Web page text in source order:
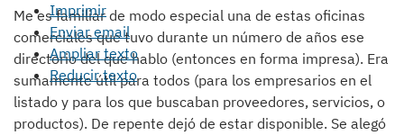
Me es familiar de modo especial una de estas oficinas
comerciales que tuvo durante un número de años ese
directorio del que hablo (entonces en forma impresa). Era
sumamente útil para todos (para los empresarios en el
listado y para los que buscaban proveedores, servicios, o
productos). De repente dejó de estar disponible. Se alegó
Imprimir
Enviar email
Ampliar texto
Reducir texto